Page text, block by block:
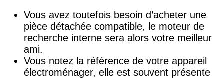
Vous avez toutefois besoin d’acheter une
pièce détachée compatible, le moteur de
recherche interne sera alors votre meilleur
ami.
Vous notez la référence de votre appareil
électroménager, elle est souvent présente